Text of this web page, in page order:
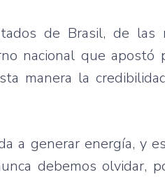
de Brasil, de las
nacional que apostó
manera la
a generar energía, y
debemos olvidar,